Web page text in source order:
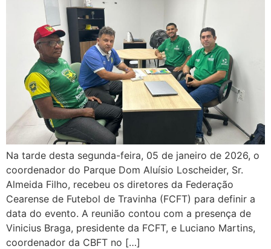
Na tarde desta segunda-feira, 05 de janeiro de 2026, o
coordenador do Parque Dom Aluísio Loscheider, Sr.
Almeida Filho, recebeu os diretores da Federação
Cearense de Futebol de Travinha (FCFT) para definir a
data do evento. A reunião contou com a presença de
Vinicius Braga, presidente da FCFT, e Luciano Martins,
coordenador da CBFT no […]